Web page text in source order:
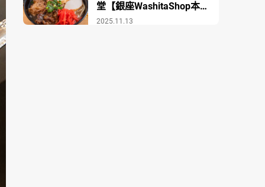
2025.11.13
堂【銀座WashitaShop本
店】